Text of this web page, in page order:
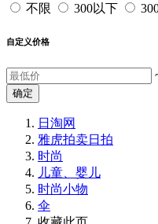
不限 300以下
自定义价格
确定
日淘网
雅虎拍卖日拍
时尚
儿童、婴儿
时尚小物
伞